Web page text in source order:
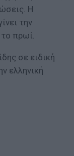
Η
την
πρωί.
σε ειδική
ελληνική